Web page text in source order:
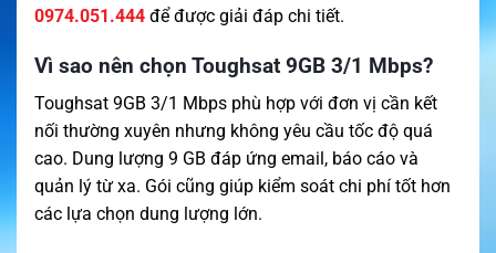
0974.051.444 để được giải đáp chi tiết.
Vì sao nên chọn Toughsat 9GB 3/1 Mbps?
Toughsat 9GB 3/1 Mbps phù hợp với đơn vị cần kết
nối thường xuyên nhưng không yêu cầu tốc độ quá
cao. Dung lượng 9 GB đáp ứng email, báo cáo và
quản lý từ xa. Gói cũng giúp kiểm soát chi phí tốt hơn
các lựa chọn dung lượng lớn.